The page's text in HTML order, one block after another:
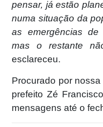
pensar, já estão
numa situação da
as emergências de
mas o restante
esclareceu.
Procurado por
prefeito Zé
mensagens até o